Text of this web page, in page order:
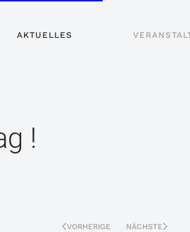
AKTUELLES
!
VORHERIGE NÄCHSTE